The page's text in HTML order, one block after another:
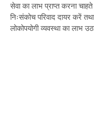
सेवा का लाभ प्राप्त करना
निःसंकोच परिवाद दायर करें
लोकोपयोगी व्यवस्था का लाभ